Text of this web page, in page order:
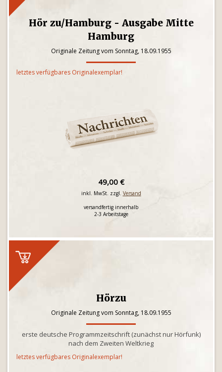
Hör zu/Hamburg - Ausgabe Mitte
Hamburg
Originale Zeitung vom Sonntag, 18.09.1955
letztes verfügbares Originalexemplar!
49,00 €
inkl. MwSt. zzgl. Versand
versandfertig innerhalb
2-3 Arbeitstage
Hörzu
Originale Zeitung vom Sonntag, 18.09.1955
erste deutsche Programmzeitschrift (zunächst nur Hörfunk)
nach dem Zweiten Weltkrieg
letztes verfügbares Originalexemplar!